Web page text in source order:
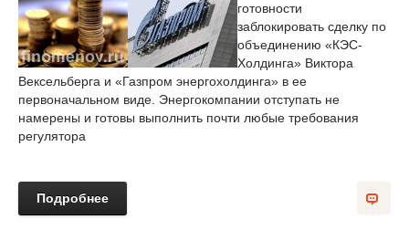
готовности
заблокировать сделку по
объединению «КЭС-
Холдинга» Виктора
Вексельберга и «Газпром энергохолдинга» в ее
первоначальном виде. Энергокомпании отступать не
намерены и готовы выполнить почти любые требования
регулятора
Подробнее